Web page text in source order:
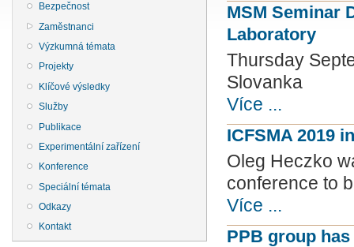
Bezpečnost
Zaměstnanci
Výzkumná témata
Projekty
Klíčové výsledky
Služby
Publikace
Experimentální zařízení
Konference
Speciální témata
Odkazy
Kontakt
MSM Seminar
Laboratory
Thursday
Slovanka
Více ...
ICFSMA 2019
Oleg Heczko
conference to
Více ...
PPB group